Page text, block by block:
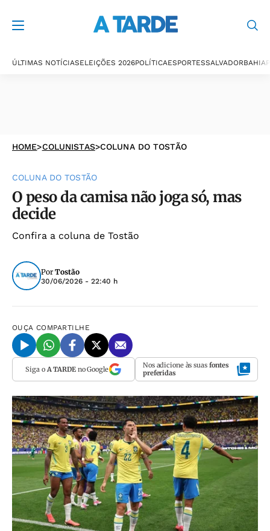
ÚLTIMAS NOTÍCIASELEIÇÕES 2026POLÍTICAESPORTESSALVADORBAHIA
HOME>COLUNISTAS>COLUNA DO TOSTÃO
COLUNA DO TOSTÃO
O peso da camisa não joga só, mas
decide
Confira a coluna de Tostão
Por Tostão
30/06/2026 - 22:40 h
OUÇA COMPARTILHE
Siga o A TARDEno Google Nos adicione às suas fontes
preferidas